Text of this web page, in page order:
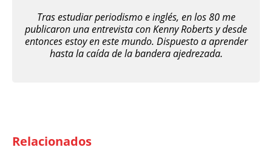
Tras estudiar periodismo e inglés, en los 80 me
publicaron una entrevista con Kenny Roberts y desde
entonces estoy en este mundo. Dispuesto a aprender
hasta la caída de la bandera ajedrezada.
Relacionados